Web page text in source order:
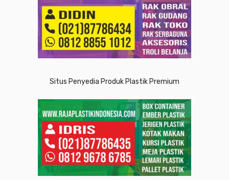
Situs Penyedia Produk Plastik Premium